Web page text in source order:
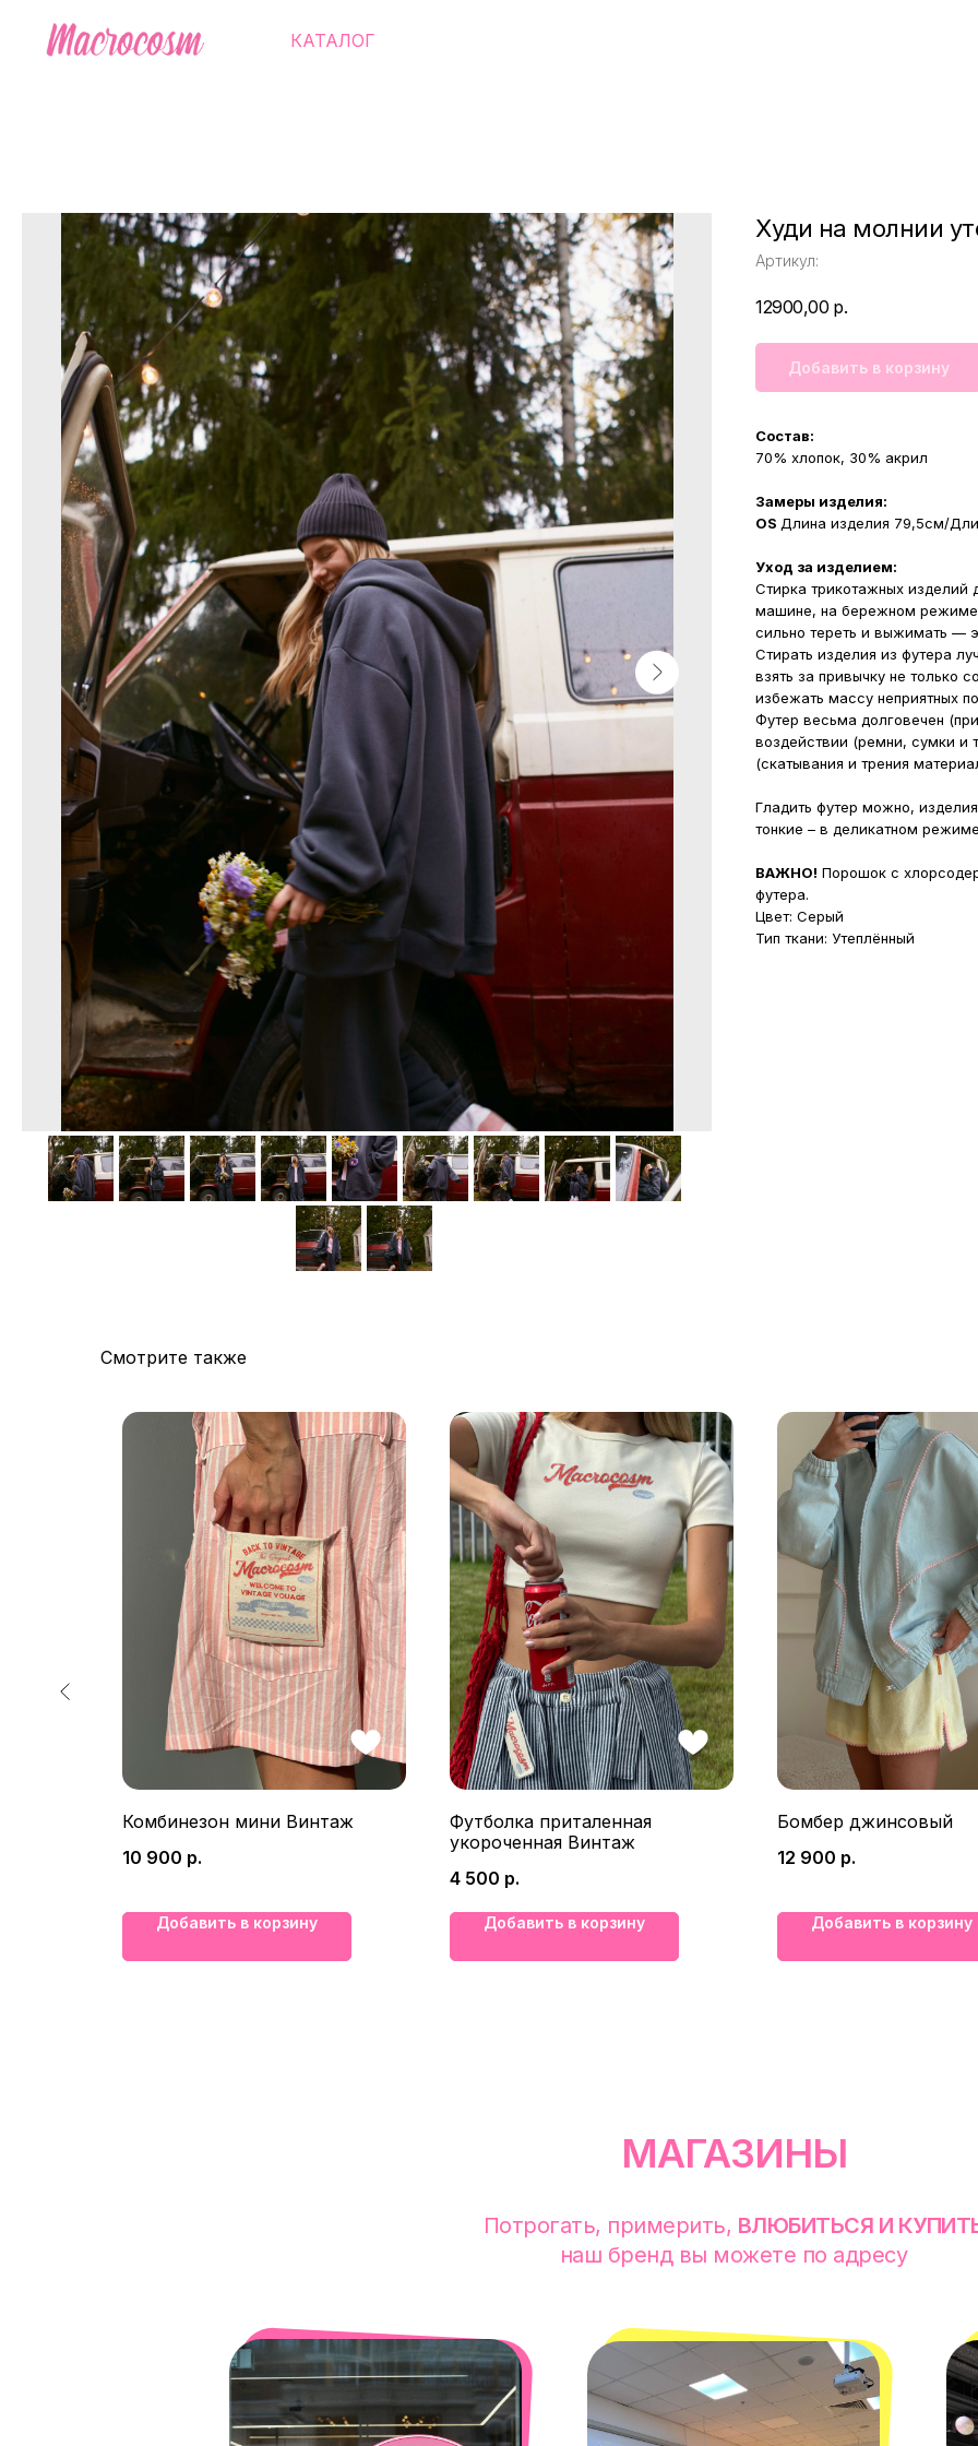
КАТАЛОГ
Худи на молнии
Артикул:
12900,00 р.
Добавить в корзину
Состав:
70% хлопок, 30% акрил
Замеры изделия:
OS Длина изделия 79,5см/
Уход за изделием:
Стирка трикотажных изделий
машине, на бережном режиме
сильно тереть и выжимать —
Стирать изделия из футера
взять за привычку не только
избежать массу неприятных
Футер весьма долговечен
воздействии (ремни, сумки и
(скатывания и трения
Гладить футер можно,
тонкие – в деликатном
ВАЖНО! Порошок с
футера.
Цвет: Серый
Тип ткани: Утеплённый
Смотрите также
Комбинезон мини Винтаж
10 900 р.
Добавить в корзину
Футболка приталенная
укороченная Винтаж
4 500 р.
Добавить в корзину
Бомбер джинсовый
12 900 р.
Добавить в корзину
МАГАЗИНЫ
Потрогать, примерить, ВЛЮБИТЬСЯ И
наш бренд вы можете по адресу